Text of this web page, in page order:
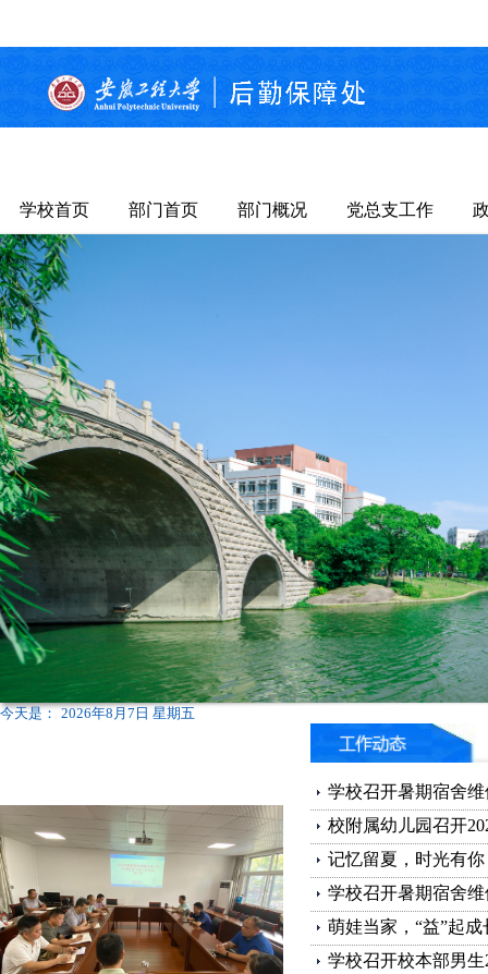
学校首页 部门首页 部门概况 党总支工作
今天是： 2026年8月7日 星期五
学校召开暑期宿舍
校附属幼儿园召开
记忆留夏，时光有
学校召开暑期宿舍
萌娃当家，“益”起
学校召开校本部男